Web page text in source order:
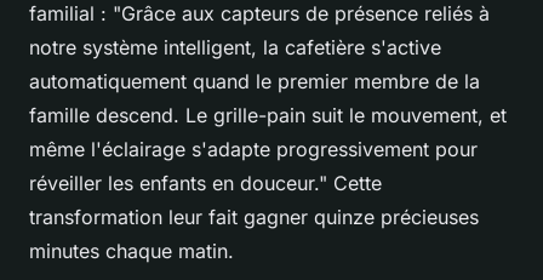
familial : "Grâce aux capteurs de présence reliés à
notre système intelligent, la cafetière s'active
automatiquement quand le premier membre de la
famille descend. Le grille-pain suit le mouvement, et
même l'éclairage s'adapte progressivement pour
réveiller les enfants en douceur." Cette
transformation leur fait gagner quinze précieuses
minutes chaque matin.